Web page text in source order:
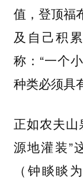
值，登顶福
及自己积
称：“一个
种类必须具
正如农夫山
源地灌装”
（钟睒睒